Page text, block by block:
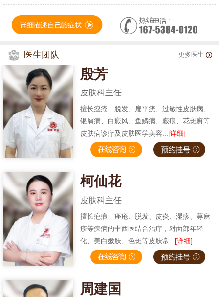
医生团队 更多医生
殷芳
皮肤科主任
擅长痤疮、脱发、扁平疣、过敏性皮肤病、
银屑病、白癜风、鱼鳞病、瘢痕、花斑癣等
皮肤病诊疗及皮肤医学美容... [详细]
柯仙花
皮肤科主任
擅长疤痕、痤疮、脱发、皮炎、湿疹、荨麻
疹等疾病的中西医结合治疗，对面部年轻
化、美白嫩肤、色斑等皮肤常... [详细]
周建国